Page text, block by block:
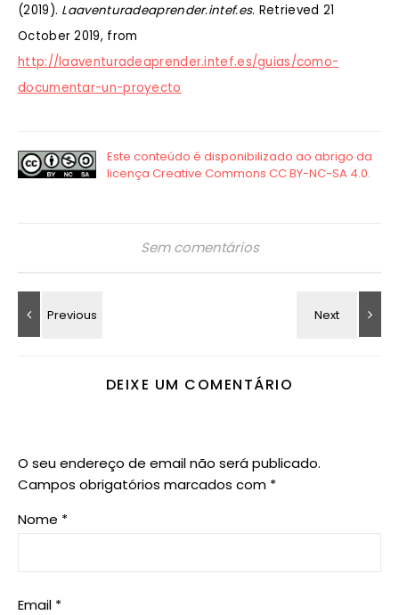
(2019). Laaventuradeaprender.intef.es. Retrieved 21
October 2019, from
http://laaventuradeaprender.intef.es/guias/como-
documentar-un-proyecto
Sem comentários
DEIXE UM COMENTÁRIO
O seu endereço de email não será publicado.
Campos obrigatórios marcados com *
Nome *
Email *